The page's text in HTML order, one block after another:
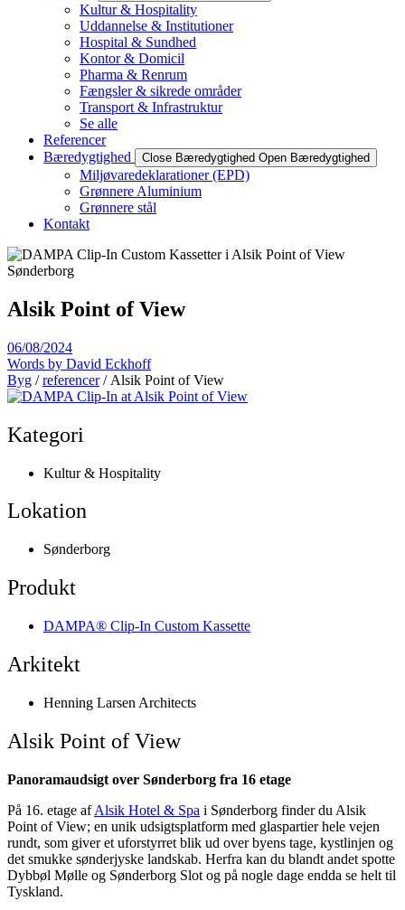
Kultur & Hospitality
Uddannelse & Institutioner
Hospital & Sundhed
Kontor & Domicil
Pharma & Renrum
Fængsler & sikrede områder
Transport & Infrastruktur
Se alle
Referencer
Bæredygtighed
Close Bæredygtighed Open Bæredygtighed
Miljøvaredeklarationer (EPD)
Grønnere Aluminium
Grønnere stål
Kontakt
Alsik Point of View
06/08/2024
Words by David Eckhoff
Byg /referencer/ Alsik Point of View
Kategori
Kultur & Hospitality
Lokation
Sønderborg
Produkt
DAMPA® Clip-In Custom Kassette
Arkitekt
Henning Larsen Architects
Alsik Point of View
Panoramaudsigt over Sønderborg fra 16 etage
På 16. etage afAlsik Hotel & Spa i Sønderborg finder du Alsik
Point of View; en unik udsigtsplatform med glaspartier hele vejen
rundt, som giver et uforstyrret blik ud over byens tage, kystlinjen og
det smukke sønderjyske landskab. Herfra kan du blandt andet spotte
Dybbøl Mølle og Sønderborg Slot og på nogle dage endda se helt til
Tyskland.